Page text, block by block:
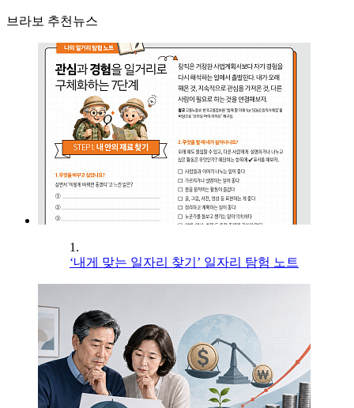
브라보 추천뉴스
1.
‘내게 맞는 일자리 찾기’ 일자리 탐험 노트